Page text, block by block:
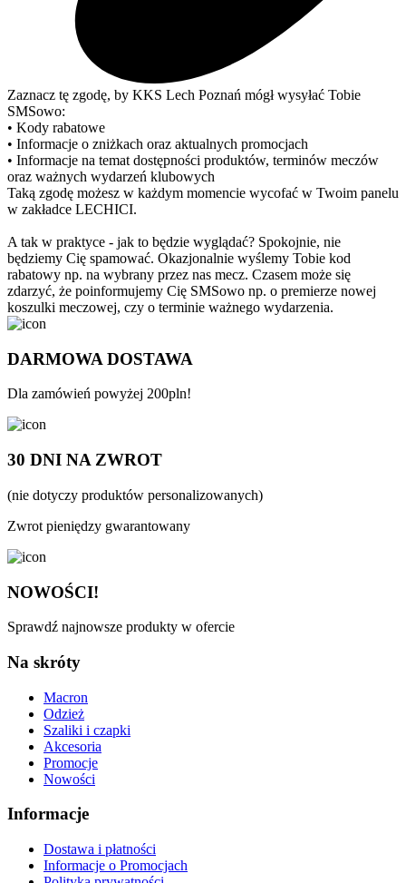
Zaznacz tę zgodę, by KKS Lech Poznań mógł wysyłać Tobie
SMSowo:
• Kody rabatowe
• Informacje o zniżkach oraz aktualnych promocjach
• Informacje na temat dostępności produktów, terminów meczów
oraz ważnych wydarzeń klubowych
Taką zgodę możesz w każdym momencie wycofać w Twoim panelu
w zakładce LECHICI.
A tak w praktyce - jak to będzie wyglądać? Spokojnie, nie
będziemy Cię spamować. Okazjonalnie wyślemy Tobie kod
rabatowy np. na wybrany przez nas mecz. Czasem może się
zdarzyć, że poinformujemy Cię SMSowo np. o premierze nowej
koszulki meczowej, czy o terminie ważnego wydarzenia.
DARMOWA DOSTAWA
Dla zamówień powyżej 200pln!
30 DNI NA ZWROT
(nie dotyczy produktów personalizowanych)
Zwrot pieniędzy gwarantowany
NOWOŚCI!
Sprawdź najnowsze produkty w ofercie
Na skróty
Macron
Odzież
Szaliki i czapki
Akcesoria
Promocje
Nowości
Informacje
Dostawa i płatności
Informacje o Promocjach